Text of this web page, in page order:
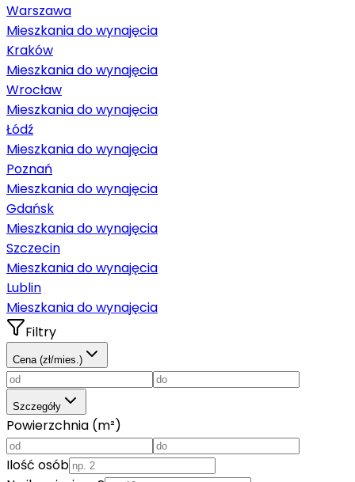
Warszawa
Mieszkania do wynajęcia
Kraków
Mieszkania do wynajęcia
Wrocław
Mieszkania do wynajęcia
Łódź
Mieszkania do wynajęcia
Poznań
Mieszkania do wynajęcia
Gdańsk
Mieszkania do wynajęcia
Szczecin
Mieszkania do wynajęcia
Lublin
Mieszkania do wynajęcia
Filtry
Cena (zł/mies.)
Szczegóły
Powierzchnia (m²)
Ilość osób